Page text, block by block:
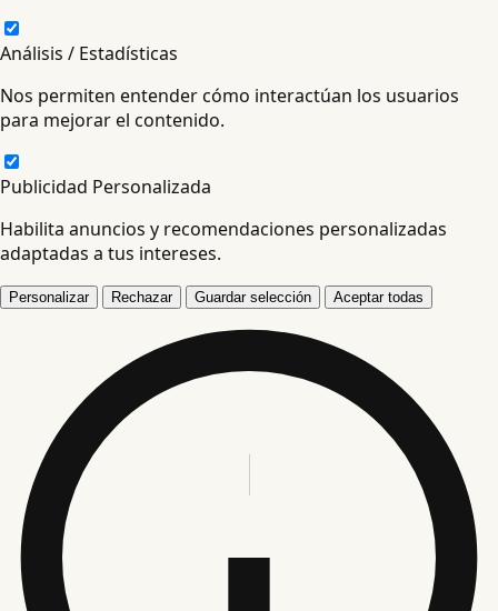
Análisis / Estadísticas
Nos permiten entender cómo interactúan los usuarios
para mejorar el contenido.
Publicidad Personalizada
Habilita anuncios y recomendaciones personalizadas
adaptadas a tus intereses.
Personalizar Rechazar Guardar selección Aceptar todas